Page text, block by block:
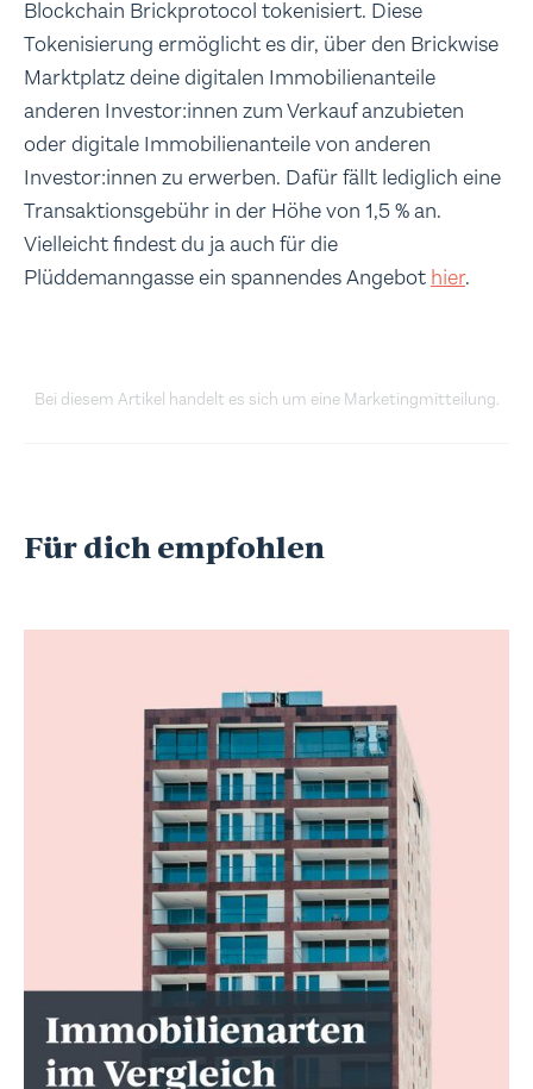
Blockchain Brickprotocol tokenisiert. Diese
Tokenisierung ermöglicht es dir, über den Brickwise
Marktplatz deine digitalen Immobilienanteile
anderen Investor:innen zum Verkauf anzubieten
oder digitale Immobilienanteile von anderen
Investor:innen zu erwerben. Dafür fällt lediglich eine
Transaktionsgebühr in der Höhe von 1,5 % an.
Vielleicht findest du ja auch für die
Plüddemanngasse ein spannendes Angebot hier.
Bei diesem Artikel handelt es sich um eine Marketingmitteilung.
Für dich empfohlen